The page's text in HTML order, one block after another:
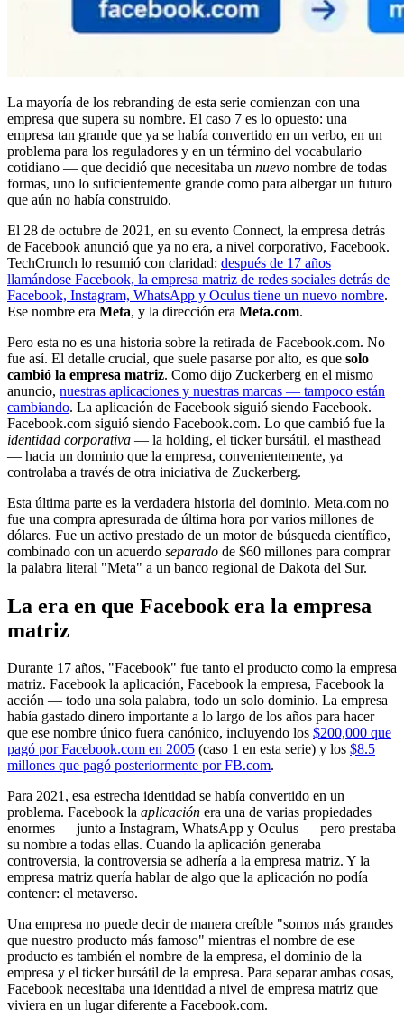
La mayoría de los rebranding de esta serie comienzan con una
empresa que supera su nombre. El caso 7 es lo opuesto: una
empresa tan grande que ya se había convertido en un verbo, en un
problema para los reguladores y en un término del vocabulario
cotidiano — que decidió que necesitaba un nuevo nombre de todas
formas, uno lo suficientemente grande como para albergar un futuro
que aún no había construido.
El 28 de octubre de 2021, en su evento Connect, la empresa detrás
de Facebook anunció que ya no era, a nivel corporativo, Facebook.
TechCrunch lo resumió con claridad: después de 17 años
llamándose Facebook, la empresa matriz de redes sociales detrás de
Facebook, Instagram, WhatsApp y Oculus tiene un nuevo nombre.
Ese nombre era Meta, y la dirección era Meta.com.
Pero esta no es una historia sobre la retirada de Facebook.com. No
fue así. El detalle crucial, que suele pasarse por alto, es que solo
cambió la empresa matriz. Como dijo Zuckerberg en el mismo
anuncio, nuestras aplicaciones y nuestras marcas — tampoco están
cambiando. La aplicación de Facebook siguió siendo Facebook.
Facebook.com siguió siendo Facebook.com. Lo que cambió fue la
identidad corporativa — la holding, el ticker bursátil, el masthead
— hacia un dominio que la empresa, convenientemente, ya
controlaba a través de otra iniciativa de Zuckerberg.
Esta última parte es la verdadera historia del dominio. Meta.com no
fue una compra apresurada de última hora por varios millones de
dólares. Fue un activo prestado de un motor de búsqueda científico,
combinado con un acuerdo separado de $60 millones para comprar
la palabra literal "Meta" a un banco regional de Dakota del Sur.
La era en que Facebook era la empresa
matriz
Durante 17 años, "Facebook" fue tanto el producto como la empresa
matriz. Facebook la aplicación, Facebook la empresa, Facebook la
acción — todo una sola palabra, todo un solo dominio. La empresa
había gastado dinero importante a lo largo de los años para hacer
que ese nombre único fuera canónico, incluyendo los $200,000 que
pagó por Facebook.com en 2005 (caso 1 en esta serie) y los $8.5
millones que pagó posteriormente por FB.com.
Para 2021, esa estrecha identidad se había convertido en un
problema. Facebook la aplicación era una de varias propiedades
enormes — junto a Instagram, WhatsApp y Oculus — pero prestaba
su nombre a todas ellas. Cuando la aplicación generaba
controversia, la controversia se adhería a la empresa matriz. Y la
empresa matriz quería hablar de algo que la aplicación no podía
contener: el metaverso.
Una empresa no puede decir de manera creíble "somos más grandes
que nuestro producto más famoso" mientras el nombre de ese
producto es también el nombre de la empresa, el dominio de la
empresa y el ticker bursátil de la empresa. Para separar ambas cosas,
Facebook necesitaba una identidad a nivel de empresa matriz que
viviera en un lugar diferente a Facebook.com.